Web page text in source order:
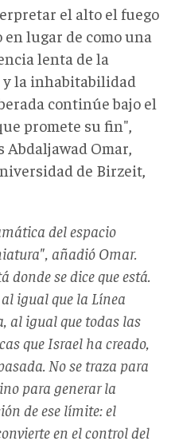
el alto el fuego
lugar de como una
lenta de la
la inhabitabilidad
continúe bajo el
promete su fin",
Abdaljawad Omar,
de Birzeit,
del espacio
añadió Omar.
donde se dice que está.
igual que la Línea
al igual que todas las
que Israel ha creado,
No se traza para
para generar la
de ese límite: el
en el control del